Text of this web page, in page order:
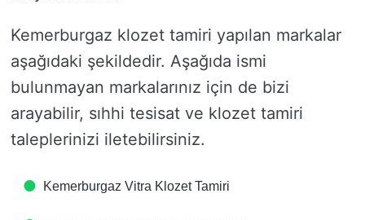
Kemerburgaz klozet tamiri yapılan markalar
aşağıdaki şekildedir. Aşağıda ismi
bulunmayan markalarınız için de bizi
arayabilir, sıhhi tesisat ve klozet tamiri
taleplerinizi iletebilirsiniz.
Kemerburgaz Vitra Klozet Tamiri